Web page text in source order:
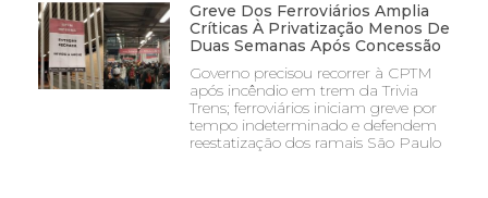
Greve Dos Ferroviários Amplia
Críticas À Privatização Menos De
Duas Semanas Após Concessão
Governo precisou recorrer à CPTM
após incêndio em trem da Trivia
Trens; ferroviários iniciam greve por
tempo indeterminado e defendem
reestatização dos ramais São Paulo